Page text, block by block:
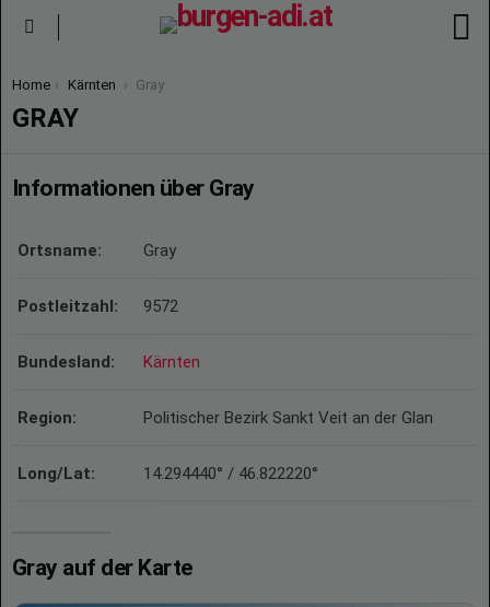
You are here:
Home Kärnten Gray
GRAY
Informationen über Gray
Ortsname: Gray
Postleitzahl: 9572
Bundesland: Kärnten
Region: Politischer Bezirk Sankt Veit an der Glan
Long/Lat: 14.294440° / 46.822220°
Gray auf der Karte